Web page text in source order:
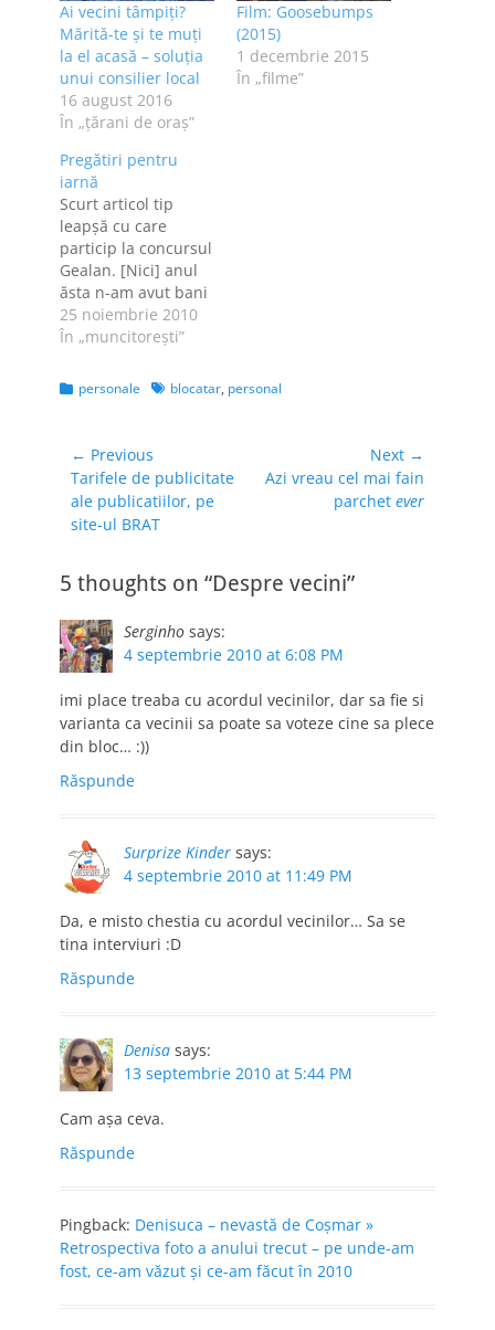
Ai vecini tâmpiți?
Mărită-te și te muți
la el acasă – soluția
unui consilier local
16 august 2016
În „ţărani de oraş”
Film: Goosebumps
(2015)
1 decembrie 2015
În „filme”
Pregătiri pentru
iarnă
Scurt articol tip
leapşă cu care
particip la concursul
Gealan. [Nici] anul
ăsta n-am avut bani
pentru izolarea
termică a
că astea-s sfaturile
pe care vi le pot eu
cameră cu parchet e
o idee mai
călduroasă decât
cea fără parchet. Cu
cât e…
25 noiembrie 2010
În „muncitoreşti”
Categories
personale Tagsblocatar, personal
Navigare
în
articole
← Previous
Previous
post:
Tarifele de publicitate
ale publicatiilor, pe
site-ul BRAT
Next →
Next
Azi vreau cel mai fain
parchet ever
5 thoughts on “Despre vecini”
Serginho says:
4 septembrie 2010 at 6:08 PM
imi place treaba cu acordul vecinilor, dar sa fie si
varianta ca vecinii sa poate sa voteze cine sa plece
din bloc… :))
Răspunde
Surprize Kinder says:
4 septembrie 2010 at 11:49 PM
Da, e misto chestia cu acordul vecinilor… Sa se
tina interviuri :D
Răspunde
Denisa says:
13 septembrie 2010 at 5:44 PM
Cam aşa ceva.
Răspunde
Pingback: Denisuca – nevastă de Coşmar »
Retrospectiva foto a anului trecut – pe unde-am
fost, ce-am văzut şi ce-am făcut în 2010